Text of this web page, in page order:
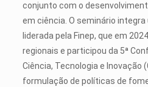
conjunto com o
em ciência. O seminário
liderada pela Finep, que em
regionais e participou da 5ª
Ciência, Tecnologia e Inovação
formulação de políticas de